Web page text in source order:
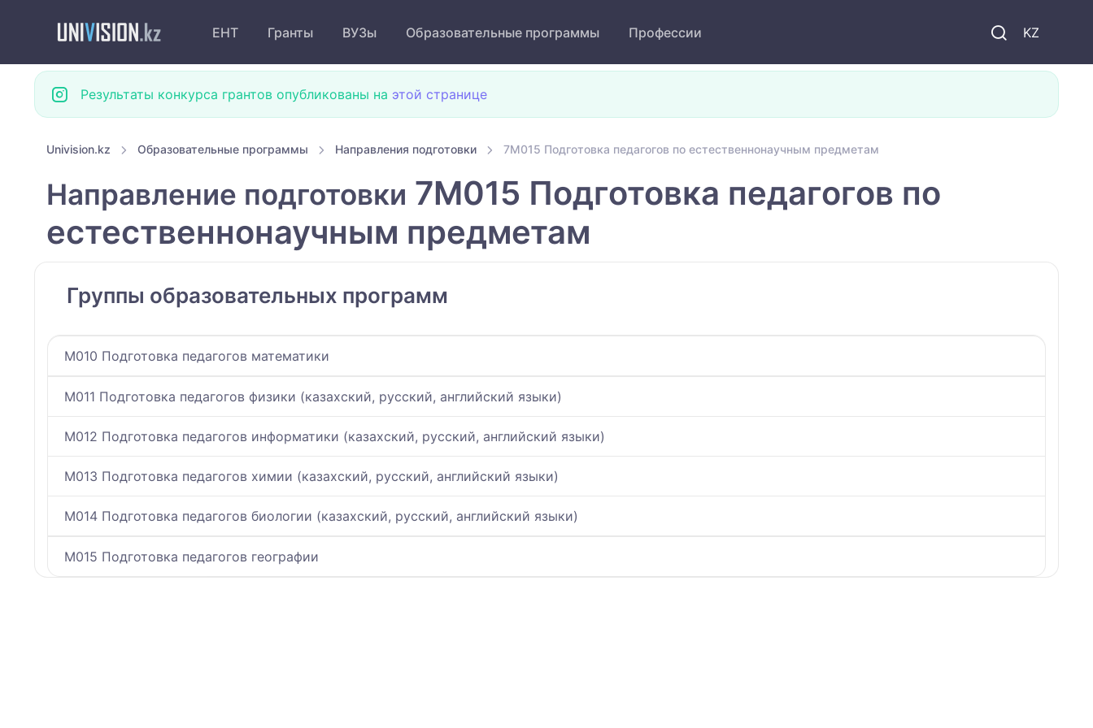
KZ
ЕНТ Гранты ВУЗы Образовательные программы Профессии
Результаты конкурса грантов опубликованы на этой странице
Univision.kz Образовательные программы Направления подготовки 7M015 Подготовка педагогов по естественнонаучным предметам
Направление подготовки 7M015 Подготовка педагогов по
естественнонаучным предметам
Группы образовательных программ
M010 Подготовка педагогов математики
M011 Подготовка педагогов физики (казахский, русский, английский языки)
M012 Подготовка педагогов информатики (казахский, русский, английский языки)
M013 Подготовка педагогов химии (казахский, русский, английский языки)
M014 Подготовка педагогов биологии (казахский, русский, английский языки)
M015 Подготовка педагогов географии